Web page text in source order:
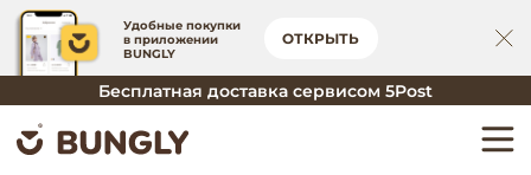
Удобные покупки
в приложении
BUNGLY
ОТКРЫТЬ
Бесплатная доставка сервисом 5Post